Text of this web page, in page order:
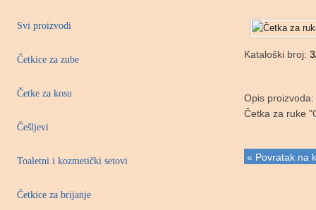
Svi proizvodi
Četkice za zube
Četke za kosu
Češljevi
Toaletni i kozmetički setovi
Četkice za brijanje
Kataloški broj:
Opis proizvoda:
Četka za ruke
« Povratak na